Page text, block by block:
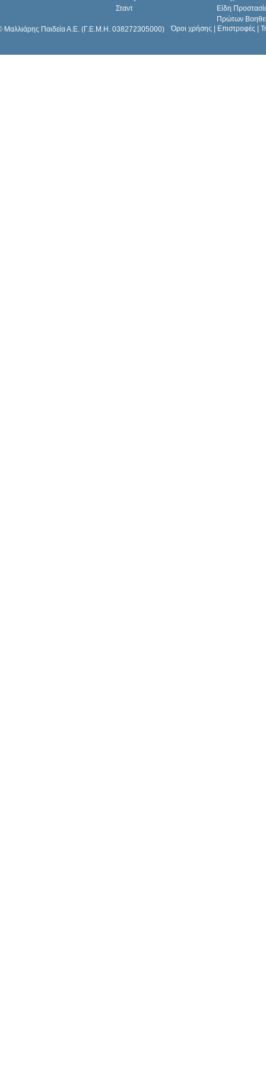
Σταντ
Είδη
Πρώτων
Μαλλιάρης Παιδεία Α.Ε. (Γ.Ε.Μ.Η. 038272305000)
Όροι χρήσης Επιστροφές